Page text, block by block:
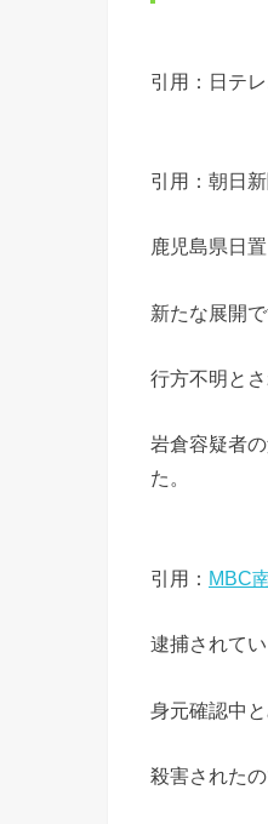
引用：日テ
引用：朝日
鹿児島県日
新たな展開で
行方不明と
岩倉容疑者
た。
引用： MBC
逮捕されて
身元確認中
殺害されたの